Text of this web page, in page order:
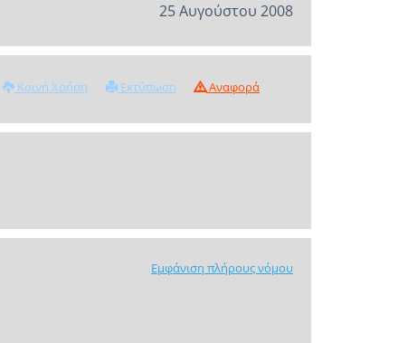
25 Αυγούστου 2008
Κοινή Χρήση Εκτύπωση Αναφορά
Εμφάνιση πλήρους νόμου